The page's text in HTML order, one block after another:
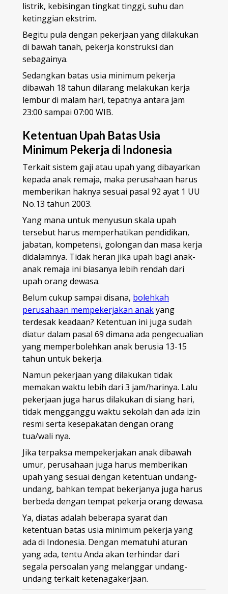
listrik, kebisingan tingkat tinggi, suhu dan
ketinggian ekstrim.
Begitu pula dengan pekerjaan yang dilakukan
di bawah tanah, pekerja konstruksi dan
sebagainya.
Sedangkan batas usia minimum pekerja
dibawah 18 tahun dilarang melakukan kerja
lembur di malam hari, tepatnya antara jam
23:00 sampai 07:00 WIB.
Ketentuan Upah Batas Usia
Minimum Pekerja di Indonesia
Terkait sistem gaji atau upah yang dibayarkan
kepada anak remaja, maka perusahaan harus
memberikan haknya sesuai pasal 92 ayat 1 UU
No.13 tahun 2003.
Yang mana untuk menyusun skala upah
tersebut harus memperhatikan pendidikan,
jabatan, kompetensi, golongan dan masa kerja
didalamnya. Tidak heran jika upah bagi anak-
anak remaja ini biasanya lebih rendah dari
upah orang dewasa.
Belum cukup sampai disana, bolehkah
perusahaan mempekerjakan anakyang
terdesak keadaan? Ketentuan ini juga sudah
diatur dalam pasal 69 dimana ada pengecualian
yang memperbolehkan anak berusia 13-15
tahun untuk bekerja.
Namun pekerjaan yang dilakukan tidak
memakan waktu lebih dari 3 jam/harinya. Lalu
pekerjaan juga harus dilakukan di siang hari,
tidak mengganggu waktu sekolah dan ada izin
resmi serta kesepakatan dengan orang
tua/wali nya.
Jika terpaksa mempekerjakan anak dibawah
umur, perusahaan juga harus memberikan
upah yang sesuai dengan ketentuan undang-
undang, bahkan tempat bekerjanya juga harus
berbeda dengan tempat pekerja orang dewasa.
Ya, diatas adalah beberapa syarat dan
ketentuan batas usia minimum pekerja yang
ada di Indonesia. Dengan mematuhi aturan
yang ada, tentu Anda akan terhindar dari
segala persoalan yang melanggar undang-
undang terkait ketenagakerjaan.